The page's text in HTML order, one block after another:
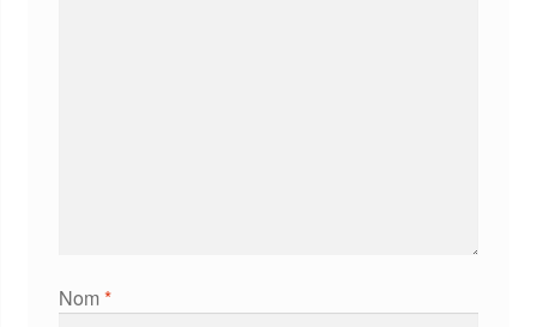
Nom *